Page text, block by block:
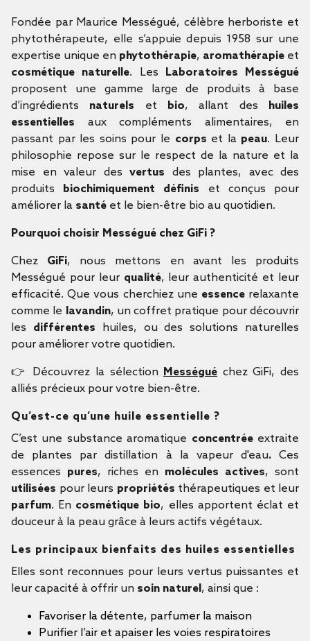
Fondée par Maurice Mességué, célèbre herboriste et
phytothérapeute, elle s’appuie depuis 1958 sur une
expertise unique en phytothérapie, aromathérapie et
cosmétique naturelle. Les Laboratoires Mességué
proposent une gamme large de produits à base
d’ingrédients naturels et bio, allant des huiles
essentielles aux compléments alimentaires, en
passant par les soins pour le corps et la peau. Leur
philosophie repose sur le respect de la nature et la
mise en valeur des vertus des plantes, avec des
produits biochimiquement définis et conçus pour
améliorer la santé et le bien-être bio au quotidien.
Pourquoi choisir Mességué chez GiFi ?
Chez GiFi, nous mettons en avant les produits
Mességué pour leur qualité, leur authenticité et leur
efficacité. Que vous cherchiez une essencerelaxante
comme le lavandin, un coffret pratique pour découvrir
les différentes huiles, ou des solutions naturelles
pour améliorer votre quotidien.
👉 Découvrez la sélection Mességué chez GiFi, des
alliés précieux pour votre bien-être.
Qu’est-ce qu’une huile essentielle ?
C’est une substance aromatique concentréeextraite
de plantes par distillation à la vapeur d'eau.Ces
essences pures, riches en molécules actives, sont
utilisées pour leurs propriétés thérapeutiques et leur
parfum. En cosmétique bio, elles apportent éclat et
douceur à la peau grâce à leurs actifs végétaux.
Les principaux bienfaits des huiles essentielles
Elles sont reconnues pour leurs vertus puissantes et
leur capacité à offrir un soin naturel, ainsi que :
Favoriser la détente, parfumer la maison
Purifier l’air et apaiser les voies respiratoires